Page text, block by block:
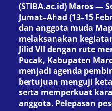
(STIBA.ac.id) Maros —
Jumat–Ahad (13–15
dan anggota muda
melaksanakan
Jilid VII dengan rute
Pucak, Kabupaten
menjadi agenda
bertujuan menguji
serta memperkuat
anggota. Pelepasan